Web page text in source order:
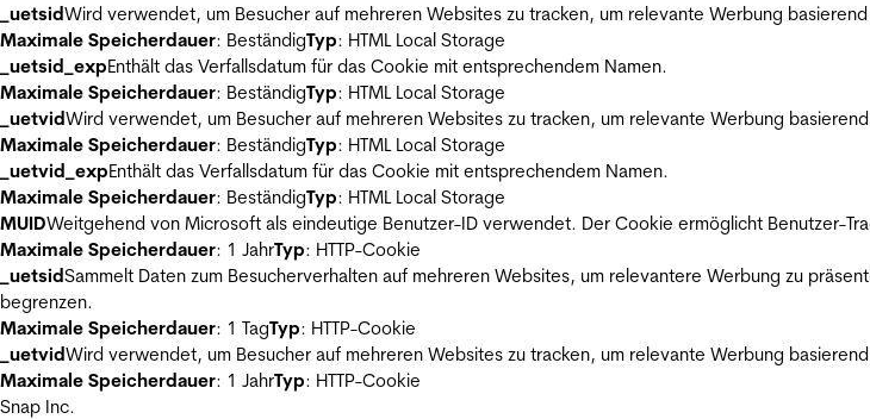
_uetsidWird verwendet, um Besucher auf mehreren Websites zu tracken, um relevante Werbung
Maximale Speicherdauer: BeständigTyp: HTML Local Storage
_uetsid_expEnthält das Verfallsdatum für das Cookie mit entsprechendem Namen.
Maximale Speicherdauer: BeständigTyp: HTML Local Storage
_uetvidWird verwendet, um Besucher auf mehreren Websites zu tracken, um relevante Werbung
Maximale Speicherdauer: BeständigTyp: HTML Local Storage
_uetvid_expEnthält das Verfallsdatum für das Cookie mit entsprechendem Namen.
Maximale Speicherdauer: BeständigTyp: HTML Local Storage
MUIDWeitgehend von Microsoft als eindeutige Benutzer-ID verwendet. Der Cookie ermöglicht Benutzer-
Maximale Speicherdauer: 1 JahrTyp: HTTP-Cookie
_uetsidSammelt Daten zum Besucherverhalten auf mehreren Websites, um relevantere Werbung zu
begrenzen.
Maximale Speicherdauer: 1 TagTyp: HTTP-Cookie
_uetvidWird verwendet, um Besucher auf mehreren Websites zu tracken, um relevante Werbung
Maximale Speicherdauer: 1 JahrTyp: HTTP-Cookie
Snap Inc.